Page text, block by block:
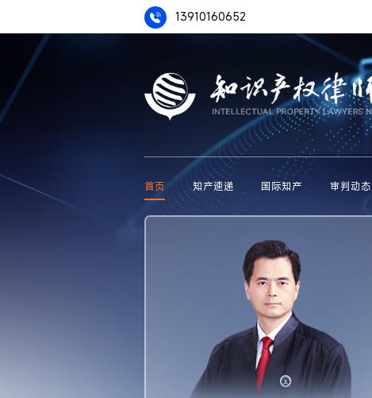
13910160652
首页 知产速递 国际知产 审判动态